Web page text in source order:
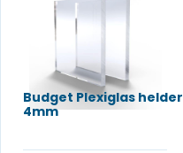
Budget Plexiglas helder
4mm